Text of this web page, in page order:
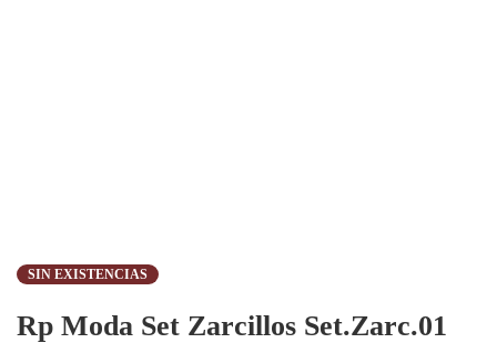
SIN EXISTENCIAS
Rp Moda Set Zarcillos Set.Zarc.01